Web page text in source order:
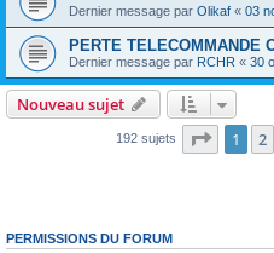
Dernier message par Olikaf « 03
PERTE TELECOMMANDE
Dernier message par RCHR « 30
Nouveau sujet
192 sujets Page 1
1 2
PERMISSIONS DU FORUM